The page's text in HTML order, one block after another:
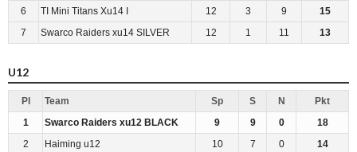
6
TI Mini Titans Xu14 I 12 3 9
15
7
Swarco Raiders xu14 SILVER 12 1 11 13
U12
Pl Team Sp S N
Pkt
1
Swarco Raiders xu12 BLACK 9 9 0
18
2
Haiming u12 10 7 0
14